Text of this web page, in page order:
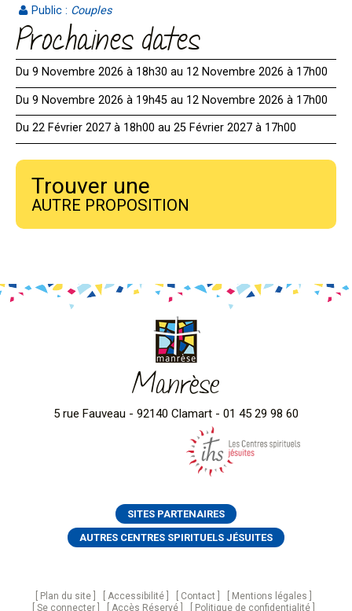
Public : Couples
Prochaines dates
Du 9 Novembre 2026 à 18h30 au 12 Novembre 2026 à 17h00
Du 9 Novembre 2026 à 19h45 au 12 Novembre 2026 à 17h00
Du 22 Février 2027 à 18h00 au 25 Février 2027 à 17h00
Trouver une
AUTRE PROPOSITION
Manrèse
5 rue Fauveau - 92140 Clamart - 01 45 29 98 60
SITES PARTENAIRES
AUTRES CENTRES SPIRITUELS JÉSUITES
Plan du site Accessibilité Contact
Mentions légales
Se connecter
Accès Réservé Politique de confidentialité